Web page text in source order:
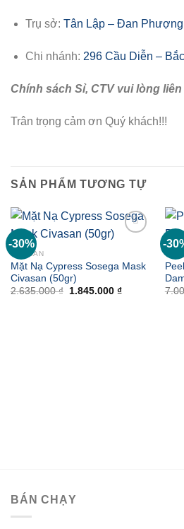
Trụ sở: Tân Lập – Đan
Chi nhánh: 296 Cầu Diễn –
Chính sách Sỉ, CTV vui lòng
Trân trọng cảm ơn Quý khách!!!
SẢN PHẨM TƯƠNG TỰ
-30%
CIVASAN
Mặt Nạ Cypress Sosega Mask
Civasan (50gr)
2.635.000₫
Giá
1.845.000 ₫Giá
-
BÁN CHẠY